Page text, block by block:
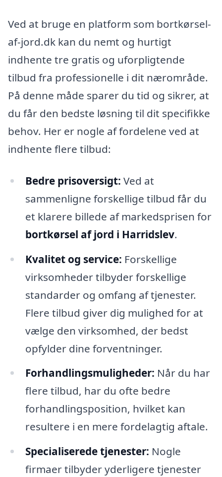
Ved at bruge en platform som bortkørsel-
af-jord.dk kan du nemt og hurtigt
indhente tre gratis og uforpligtende
tilbud fra professionelle i dit nærområde.
På denne måde sparer du tid og sikrer, at
du får den bedste løsning til dit specifikke
behov. Her er nogle af fordelene ved at
indhente flere tilbud:
Bedre prisoversigt: Ved at
sammenligne forskellige tilbud får du
et klarere billede af markedsprisen for
bortkørsel af jord i Harridslev.
Kvalitet og service: Forskellige
virksomheder tilbyder forskellige
standarder og omfang af tjenester.
Flere tilbud giver dig mulighed for at
vælge den virksomhed, der bedst
opfylder dine forventninger.
Forhandlingsmuligheder: Når du har
flere tilbud, har du ofte bedre
forhandlingsposition, hvilket kan
resultere i en mere fordelagtig aftale.
Specialiserede tjenester: Nogle
firmaer tilbyder yderligere tjenester